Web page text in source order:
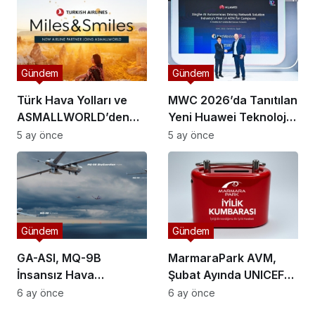
Türk Hava Yolları ve
ASMALLWORLD’den
Küresel Mil Ortaklığı:
Üyelere Neler
Sunuluyor?
Gündem
5 ay önce
MWC 2026’da Tanıtılan
Yeni Huawei Teknolojisi
Kampüs Ağlarını Nasıl
Değiştirecek?
Gündem
5 ay önce
GA-ASI, MQ-9B
İnsansız Hava
Araçlarına Uzun
Gündem
6 ay önce
MarmaraPark AVM,
Şubat Ayında UNICEF
ile Çocuklar İçin Bağış
Gündem
6 ay önce